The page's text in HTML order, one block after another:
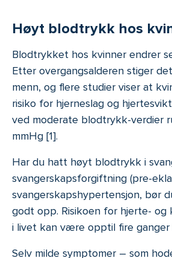
Høyt blodtrykk hos
Blodtrykket hos kvinner endrer
Etter overgangsalderen stiger
menn, og flere studier viser at
risiko for hjerneslag og
ved moderate blodtrykk-verdier
mmHg [1].
Har du hatt høyt blodtrykk i
svangerskapsforgiftning (pre-
svangerskaps­hypertensjon, bør
godt opp. Risikoen for hjerte- og
i livet kan være opptil fire ganger
Selv milde symptomer – som